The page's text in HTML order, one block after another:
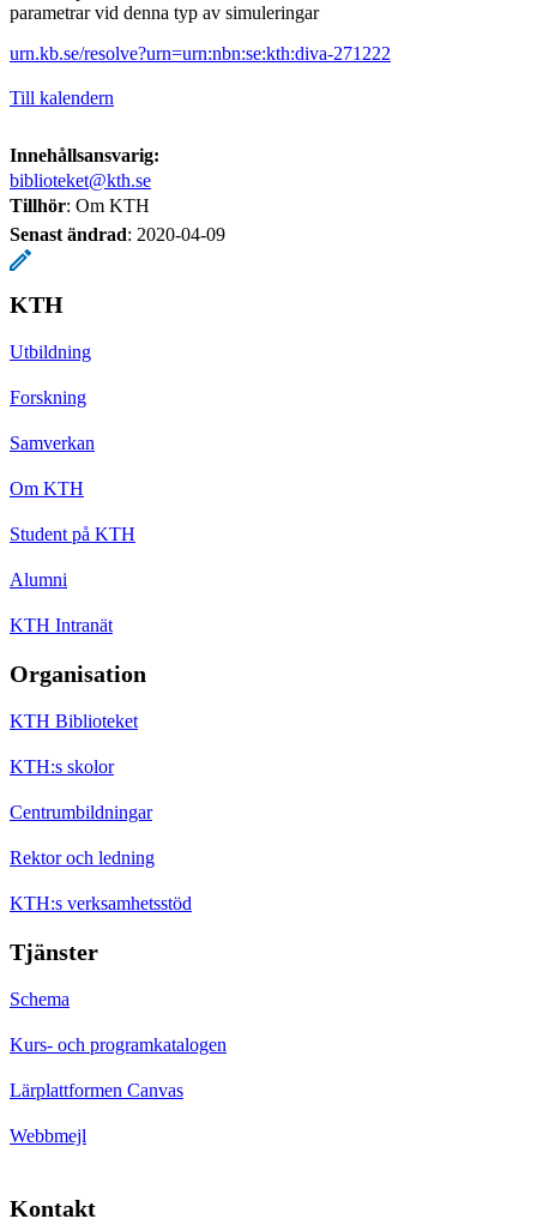
parametrar vid denna typ av simuleringar
urn.kb.se/resolve?urn=urn:nbn:se:kth:diva-271222
Till kalendern
Innehållsansvarig:
biblioteket@kth.se
Tillhör: Om KTH
Senast ändrad: 2020-04-09
KTH
Utbildning
Forskning
Samverkan
Om KTH
Student på KTH
Alumni
KTH Intranät
Organisation
KTH Biblioteket
KTH:s skolor
Centrumbildningar
Rektor och ledning
KTH:s verksamhetsstöd
Tjänster
Schema
Kurs- och programkatalogen
Lärplattformen Canvas
Webbmejl
Kontakt